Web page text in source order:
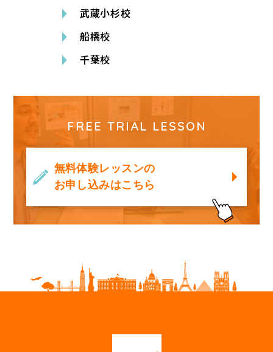
武蔵小杉校
船橋校
千葉校
FREE TRIAL LESSON
無料体験レッスンの
お申し込みはこちら